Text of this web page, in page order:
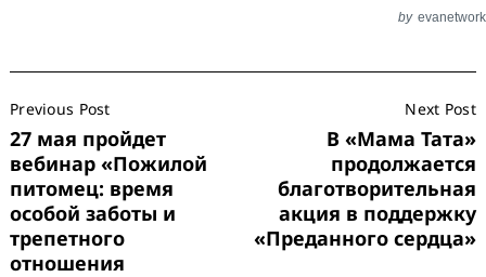
by evanetwork
Navigation
Previous Post
27 мая пройдет
вебинар «Пожилой
питомец: время
особой заботы и
трепетного
отношения
Next Post
В «Мама Тата»
продолжается
благотворительная
акция в поддержку
«Преданного сердца»